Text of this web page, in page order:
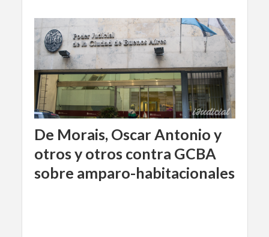
De Morais, Oscar Antonio y
otros y otros contra GCBA
sobre amparo-habitacionales